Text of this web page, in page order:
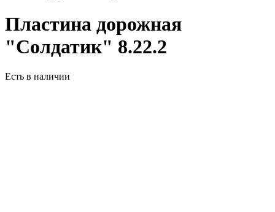
Пластина дорожная
"Солдатик" 8.22.2
Есть в наличии